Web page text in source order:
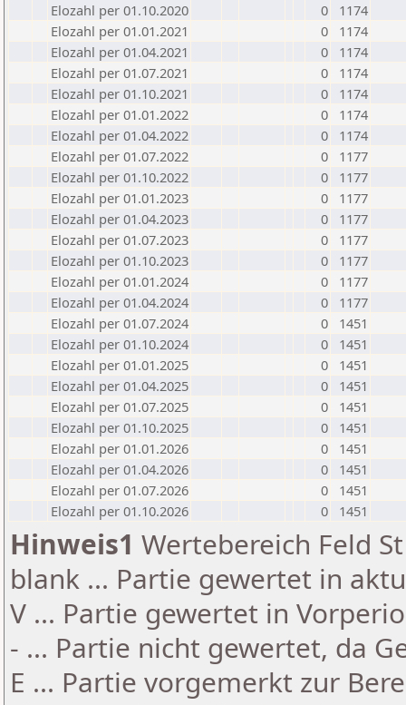
Elozahl per 01.10.2020
0
1174
Elozahl per 01.01.2021
0
1174
Elozahl per 01.04.2021
0
1174
Elozahl per 01.07.2021
0
1174
Elozahl per 01.10.2021
0
1174
Elozahl per 01.01.2022
0
1174
Elozahl per 01.04.2022
0
1174
Elozahl per 01.07.2022
0
1177
Elozahl per 01.10.2022
0
1177
Elozahl per 01.01.2023
0
1177
Elozahl per 01.04.2023
0
1177
Elozahl per 01.07.2023
0
1177
Elozahl per 01.10.2023
0
1177
Elozahl per 01.01.2024
0
1177
Elozahl per 01.04.2024
0
1177
Elozahl per 01.07.2024
0
1451
Elozahl per 01.10.2024
0
1451
Elozahl per 01.01.2025
0
1451
Elozahl per 01.04.2025
0
1451
Elozahl per 01.07.2025
0
1451
Elozahl per 01.10.2025
0
1451
Elozahl per 01.01.2026
0
1451
Elozahl per 01.04.2026
0
1451
Elozahl per 01.07.2026
0
1451
Elozahl per 01.10.2026
0 1451
Hinweis1 Wertebereich Feld
blank ... Partie gewertet in
V ... Partie gewertet in
- ... Partie nicht gewertet, da
E ... Partie vorgemerkt zur